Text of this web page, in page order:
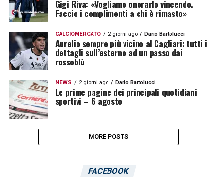
Gigi Riva: «Vogliamo onorarlo vincendo.
Faccio i complimenti a chi è rimasto»
CALCIOMERCATO 2 giorni ago Dario Bartolucci
Aurelio sempre più vicino al Cagliari: tutti i
dettagli sull’esterno ad un passo dai
rossoblù
NEWS 2 giorni ago Dario Bartolucci
Le prime pagine dei principali quotidiani
sportivi – 6 agosto
MORE POSTS
FACEBOOK